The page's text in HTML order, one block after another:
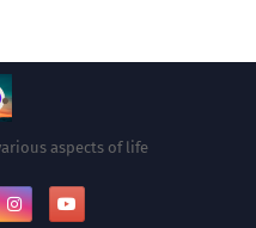
aspects of life